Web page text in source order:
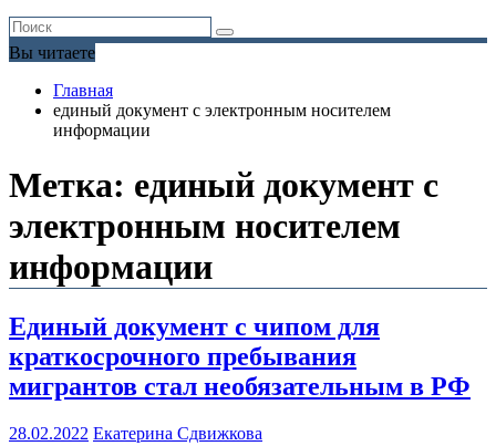
Вы читаете
Главная
единый документ с электронным носителем
информации
Метка: единый документ с
электронным носителем
информации
Единый документ с чипом для
краткосрочного пребывания
мигрантов стал необязательным в РФ
28.02.2022 Екатерина Сдвижкова